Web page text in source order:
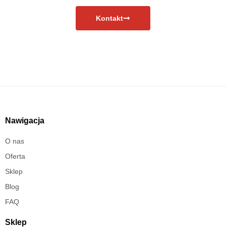
Kontakt
Nawigacja
O nas
Oferta
Sklep
Blog
FAQ
Sklep